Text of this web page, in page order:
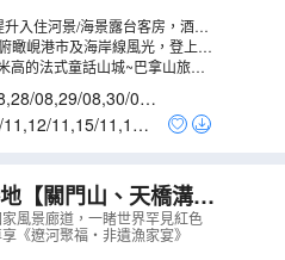
入住河景/海景露台客房，酒店
瞰峴港市及海岸線風光，登上五
高的法式童話山城~巴拿山旅遊
,28/08,29/08,30/08,
,12/11 ,15/11 ,17/1
【關門山、天橋溝、
、乘船遊鴨綠江、虎
）
風景廊道，一睹世界罕見紅色
《遼河聚福‧非遺漁家宴》